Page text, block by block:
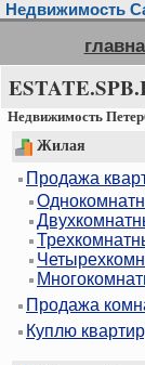
Недвижимость
Недвижимость
Жилая
Продажа
Продажа
Куплю